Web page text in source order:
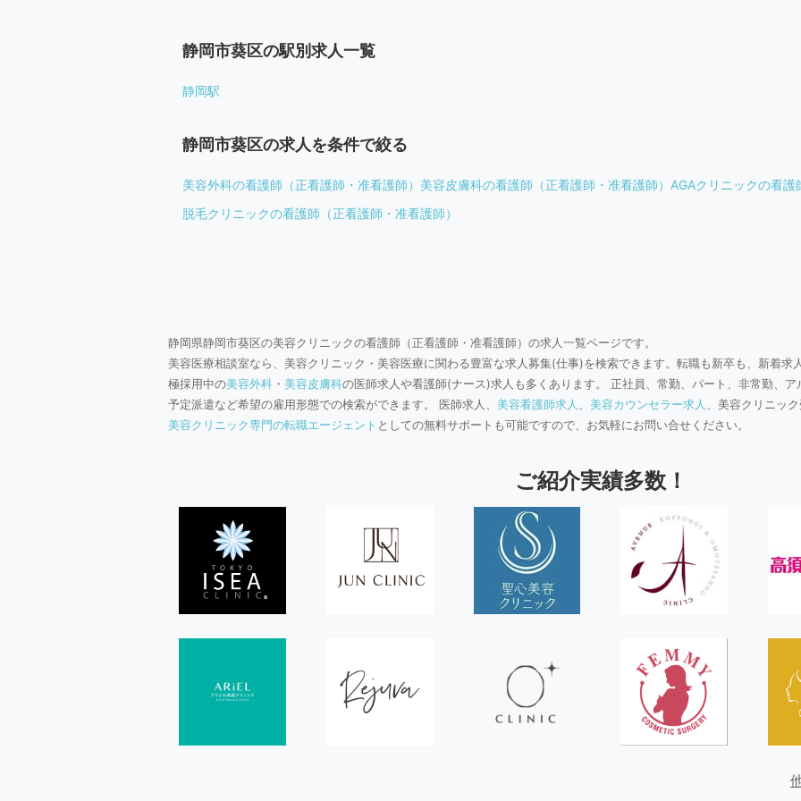
静岡市葵区の駅別求人一覧
静岡駅
静岡市葵区の求人を条件で絞る
美容外科の看護師（正看護師・准看護師） 美容皮膚科の看護師（正看護師・准看護師） AGAクリニックの看
脱毛クリニックの看護師（正看護師・准看護師）
静岡県静岡市葵区の美容クリニックの看護師（正看護師・准看護師）の求人一覧ページです。
美容医療相談室なら、美容クリニック・美容医療に関わる豊富な求人募集(仕事)を検索できます。転職も新卒も、新着求
極採用中の美容外科 ・ 美容皮膚科の医師求人や看護師(ナース)求人も多くあります。 正社員、常勤、パート、非常勤、
予定派遣など希望の雇用形態での検索ができます。 医師求人、 美容看護師求人 美容カウンセラー求人
、美容クリニッ
美容クリニック専門の転職エージェント としての無料サポートも可能ですので、お気軽にお問い合せください。
ご紹介実績多数！